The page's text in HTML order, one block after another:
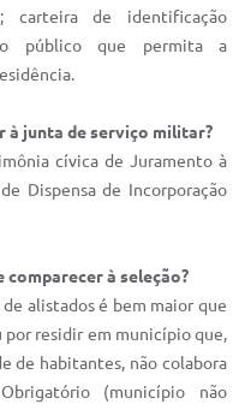
carteira de identificação
público que permita a
à junta de serviço militar?
cívica de Juramento à
Dispensa de Incorporação
comparecer à seleção?
alistados é bem maior que
por residir em município que,
de habitantes, não colabora
(município não